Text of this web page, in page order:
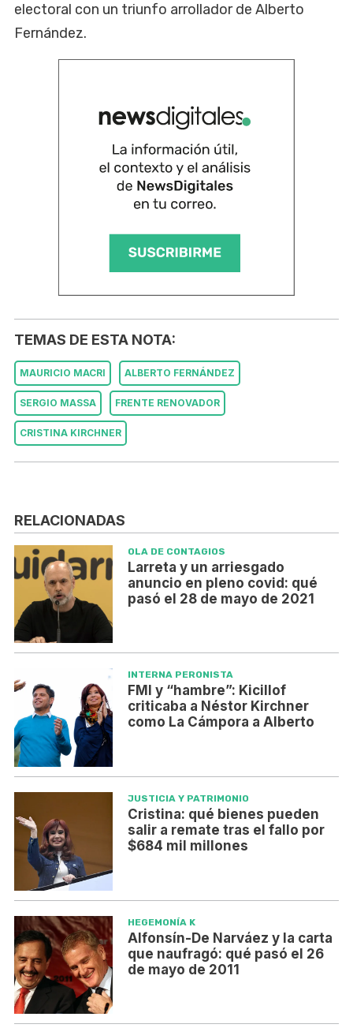
electoral con un triunfo arrollador de Alberto
Fernández.
TEMAS DE ESTA NOTA:
MAURICIO MACRI ALBERTO FERNÁNDEZ
SERGIO MASSA FRENTE RENOVADOR
CRISTINA KIRCHNER
RELACIONADAS
OLA DE CONTAGIOS
Larreta y un arriesgado
anuncio en pleno covid: qué
pasó el 28 de mayo de 2021
INTERNA PERONISTA
FMI y “hambre”: Kicillof
criticaba a Néstor Kirchner
como La Cámpora a Alberto
JUSTICIA Y PATRIMONIO
Cristina: qué bienes pueden
salir a remate tras el fallo por
$684 mil millones
HEGEMONÍA K
Alfonsín-De Narváez y la carta
que naufragó: qué pasó el 26
de mayo de 2011